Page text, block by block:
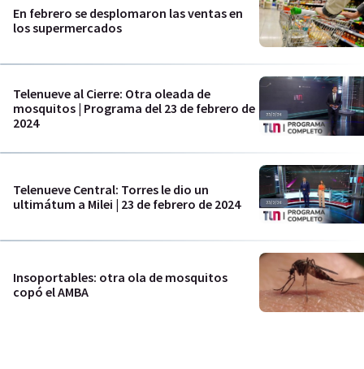
En febrero se desplomaron las ventas en
los supermercados
Telenueve al Cierre: Otra oleada de
mosquitos | Programa del 23 de febrero de
2024
Telenueve Central: Torres le dio un
ultimátum a Milei | 23 de febrero de 2024
Insoportables: otra ola de mosquitos
copó el AMBA